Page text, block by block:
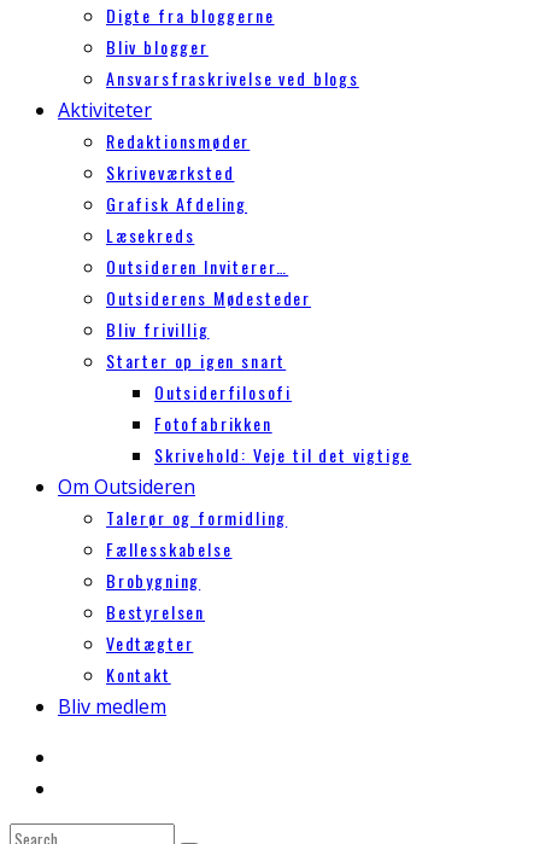
Digte fra bloggerne
Bliv blogger
Ansvarsfraskrivelse ved blogs
Aktiviteter
Redaktionsmøder
Skriveværksted
Grafisk Afdeling
Læsekreds
Outsideren Inviterer…
Outsiderens Mødesteder
Bliv frivillig
Starter op igen snart
Outsiderfilosofi
Fotofabrikken
Skrivehold: Veje til det vigtige
Om Outsideren
Talerør og formidling
Fællesskabelse
Brobygning
Bestyrelsen
Vedtægter
Kontakt
Bliv medlem